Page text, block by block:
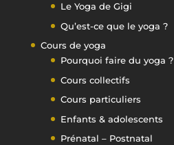
Le Yoga de Gigi
Qu’est-ce que le yoga ?
Cours de yoga
Pourquoi faire du yoga ?
Cours collectifs
Cours particuliers
Enfants & adolescents
Prénatal – Postnatal